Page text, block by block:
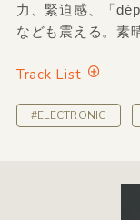
力、緊迫感、「
なども震える。素
Track List
#ELECTRONIC